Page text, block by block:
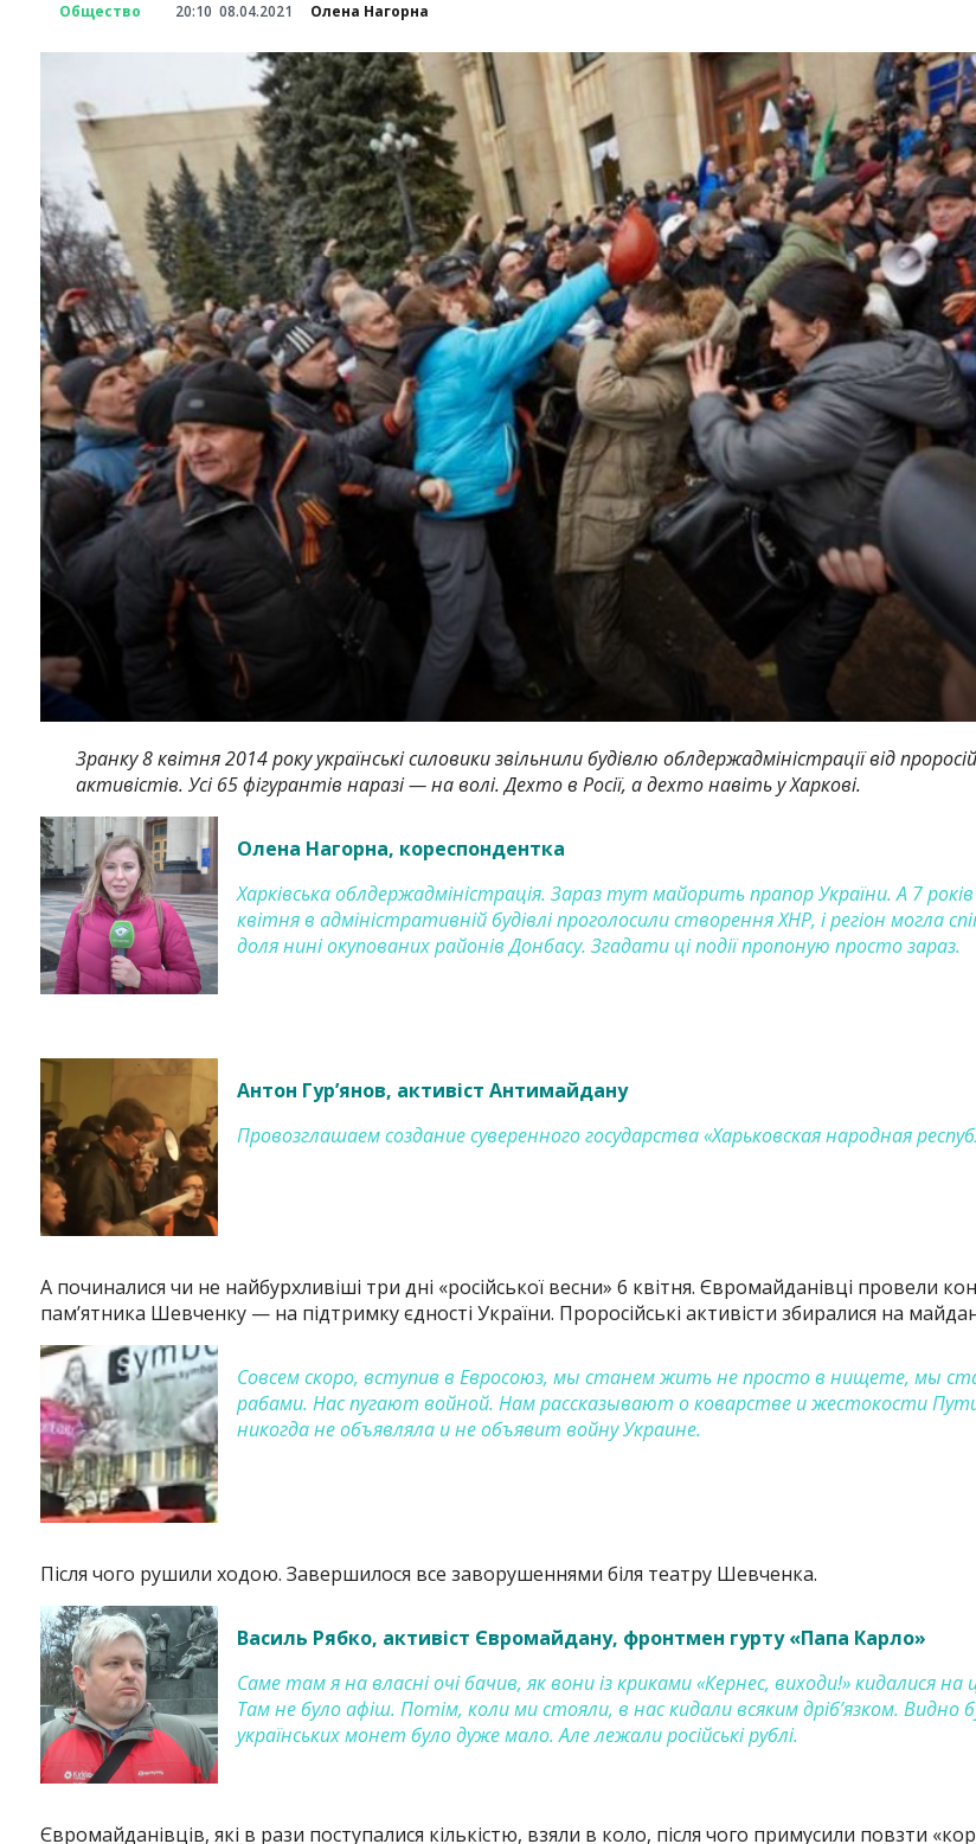
Общество 20:10 08.04.2021 Олена Нагорна
Зранку 8 квітня 2014 року українські силовики звільнили будівлю облдержадміністрації від
активістів. Усі 65 фігурантів наразі — на волі. Дехто в Росії, а дехто навіть у Харкові.
Олена Нагорна, кореспондентка
Харківська облдержадміністрація. Зараз тут майорить прапор України. А 7
квітня в адміністративній будівлі проголосили створення ХНР, і регіон могла
доля нині окупованих районів Донбасу. Згадати ці події пропоную просто зараз.
Антон Гур’янов, активіст Антимайдану
Провозглашаем создание суверенного государства «Харьковская народная
А починалися чи не найбурхливіші три дні «російської весни» 6 квітня. Євромайданівці провели
пам’ятника Шевченку — на підтримку єдності України. Проросійські активісти збиралися на
Совсем скоро, вступив в Евросоюз, мы станем жить не просто в нищете, мы
рабами. Нас пугают войной. Нам рассказывают о коварстве и жестокости
никогда не объявляла и не объявит войну Украине.
Після чого рушили ходою. Завершилося все заворушеннями біля театру Шевченка.
Василь Рябко, активіст Євромайдану, фронтмен гурту «Папа Карло»
Саме там я на власні очі бачив, як вони із криками «Кернес, виходи!» кидалися на
Там не було афіш. Потім, коли ми стояли, в нас кидали всяким дріб’язком. Видно
українських монет було дуже мало. Але лежали російські рублі.
Євромайданівців, які в рази поступалися кількістю, взяли в коло, після чого примусили повзти
InstagramFacebook
TwitterYoutube